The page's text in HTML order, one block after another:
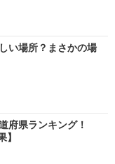
い場所？まさかの場
府県ランキング！